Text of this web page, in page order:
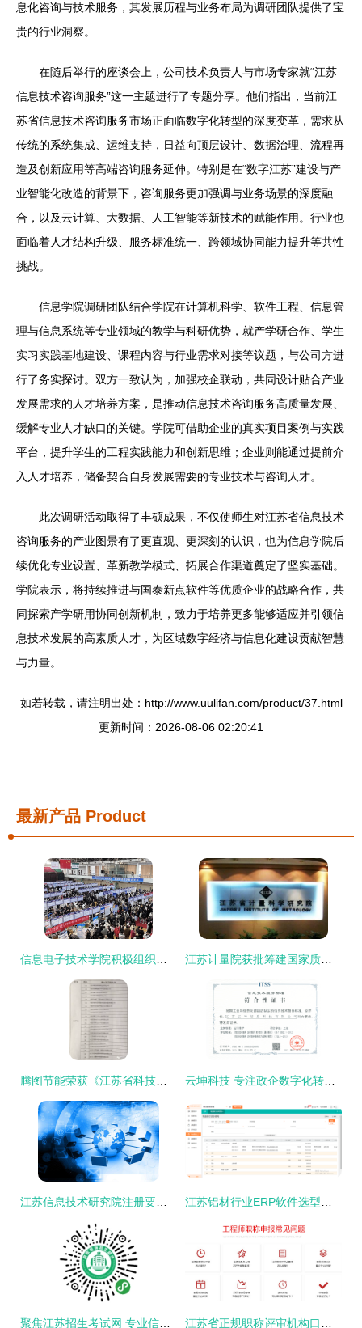
息化咨询与技术服务，其发展历程与业务布局为调研团队提供了宝
贵的行业洞察。
在随后举行的座谈会上，公司技术负责人与市场专家就“江苏
信息技术咨询服务”这一主题进行了专题分享。他们指出，当前江
苏省信息技术咨询服务市场正面临数字化转型的深度变革，需求从
传统的系统集成、运维支持，日益向顶层设计、数据治理、流程再
造及创新应用等高端咨询服务延伸。特别是在“数字江苏”建设与产
业智能化改造的背景下，咨询服务更加强调与业务场景的深度融
合，以及云计算、大数据、人工智能等新技术的赋能作用。行业也
面临着人才结构升级、服务标准统一、跨领域协同能力提升等共性
挑战。
信息学院调研团队结合学院在计算机科学、软件工程、信息管
理与信息系统等专业领域的教学与科研优势，就产学研合作、学生
实习实践基地建设、课程内容与行业需求对接等议题，与公司方进
行了务实探讨。双方一致认为，加强校企联动，共同设计贴合产业
发展需求的人才培养方案，是推动信息技术咨询服务高质量发展、
缓解专业人才缺口的关键。学院可借助企业的真实项目案例与实践
平台，提升学生的工程实践能力和创新思维；企业则能通过提前介
入人才培养，储备契合自身发展需要的专业技术与咨询人才。
此次调研活动取得了丰硕成果，不仅使师生对江苏省信息技术
咨询服务的产业图景有了更直观、更深刻的认识，也为信息学院后
续优化专业设置、革新教学模式、拓展合作渠道奠定了坚实基础。
学院表示，将持续推进与国泰新点软件等优质企业的战略合作，共
同探索产学研用协同创新机制，致力于培养更多能够适应并引领信
息技术发展的高素质人才，为区域数字经济与信息化建设贡献智慧
与力量。
如若转载，请注明出处：http://www.uulifan.com/product/37.html
更新时间：2026-08-06 02:20:41
最新产品 Product